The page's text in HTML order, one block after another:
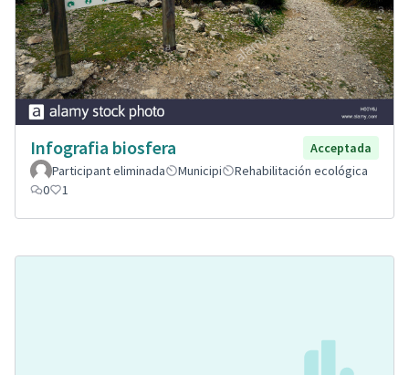
Infografia biosfera
Acceptada
Participant eliminada
Municipi
Rehabilitación ecológica
0
1